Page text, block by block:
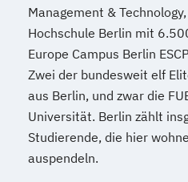
Management &
Hochschule Berlin mit
Europe Campus Berlin
Zwei der bundesweit elf
aus Berlin, und zwar die
Universität. Berlin zählt
Studierende, die hier
auspendeln.